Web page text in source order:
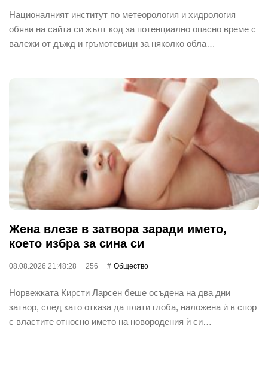
Националният институт по метеорология и хидрология
обяви на сайта си жълт код за потенциално опасно време с
валежи от дъжд и гръмотевици за няколко обла…
Жена влезе в затвора заради името,
което избра за сина си
08.08.2026 21:48:28 256 Общество
Норвежката Кирсти Ларсен беше осъдена на два дни
затвор, след като отказа да плати глоба, наложена ѝ в спор
с властите относно името на новородения ѝ си…